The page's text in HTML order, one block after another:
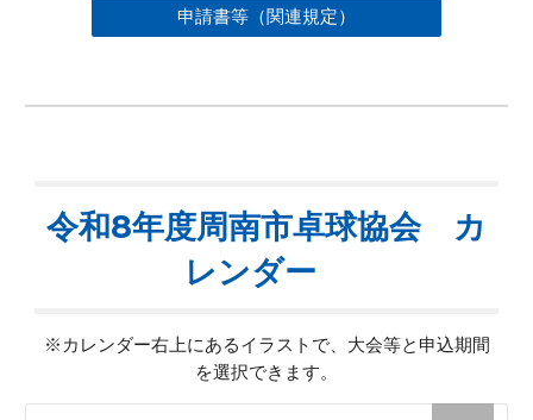
申請書等（関連規定）
令和8年度周南市卓球協会 カ
レンダー
※カレンダー右上にあるイラストで、大会等と申込期間
を選択できます。